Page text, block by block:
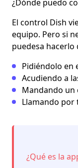
¿Dónde puedo
El control Dish
equipo. Pero si
puedesa hacerlo
Pidiéndolo en
Acudiendo a
Mandando un
Llamando por
¿Qué es la